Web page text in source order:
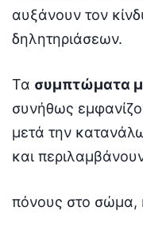
αυξάνουν τον
δηλητηριάσεων.
Τα συμπτώματα
συνήθως
μετά την
και
πόνους στο σώμα,